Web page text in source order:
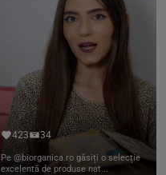
423 34
Pe @biorganica.ro găsiți o selecție
excelentă de produse nat...